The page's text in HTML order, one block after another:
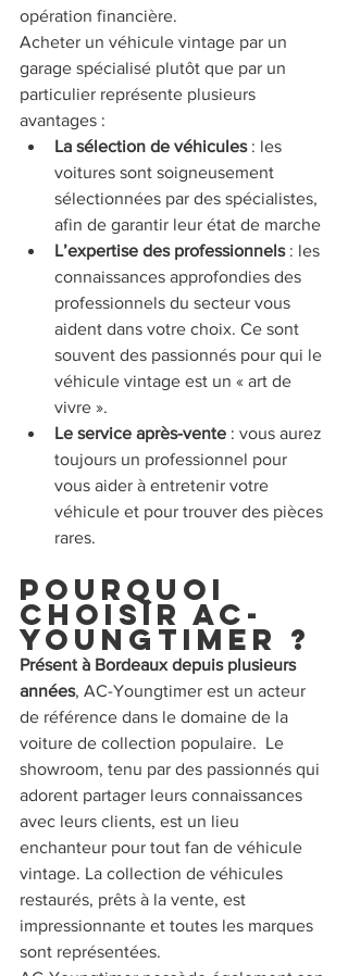
opération financière.
Acheter un véhicule vintage par un
garage spécialisé plutôt que par un
particulier représente plusieurs
avantages :
La sélection de véhicules : les
voitures sont soigneusement
sélectionnées par des spécialistes,
afin de garantir leur état de marche
L’expertise des professionnels : les
connaissances approfondies des
professionnels du secteur vous
aident dans votre choix. Ce sont
souvent des passionnés pour qui le
véhicule vintage est un « art de
vivre ».
Le service après-vente : vous aurez
toujours un professionnel pour
vous aider à entretenir votre
véhicule et pour trouver des pièces
rares.
Pourquoi
choisir AC-
Youngtimer ?
Présent à Bordeaux depuis plusieurs
années, AC-Youngtimer est un acteur
de référence dans le domaine de la
voiture de collection populaire.  Le
showroom, tenu par des passionnés qui
adorent partager leurs connaissances
avec leurs clients, est un lieu
enchanteur pour tout fan de véhicule
vintage. La collection de véhicules
restaurés, prêts à la vente, est
impressionnante et toutes les marques
sont représentées.